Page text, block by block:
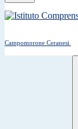
Campomorone Ceranesi